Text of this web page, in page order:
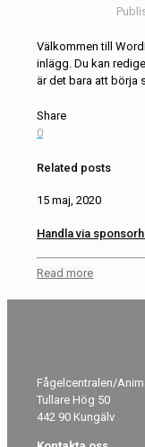
Välkommen till
inlägg. Du kan
är det bara att börja
Share
0
Related posts
15 maj, 2020
Handla via
Read more
Fågelcentralen/
Tullare Hög 50
442 90 Kungälv